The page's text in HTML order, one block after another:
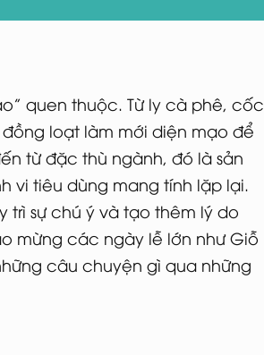
quen thuộc. Từ ly cà phê, cốc
loạt làm mới diện mạo để
từ đặc thù ngành, đó là sản
vi tiêu dùng mang tính lặp lại.
sự chú ý và tạo thêm lý do
mừng các ngày lễ lớn như Giỗ
câu chuyện gì qua những